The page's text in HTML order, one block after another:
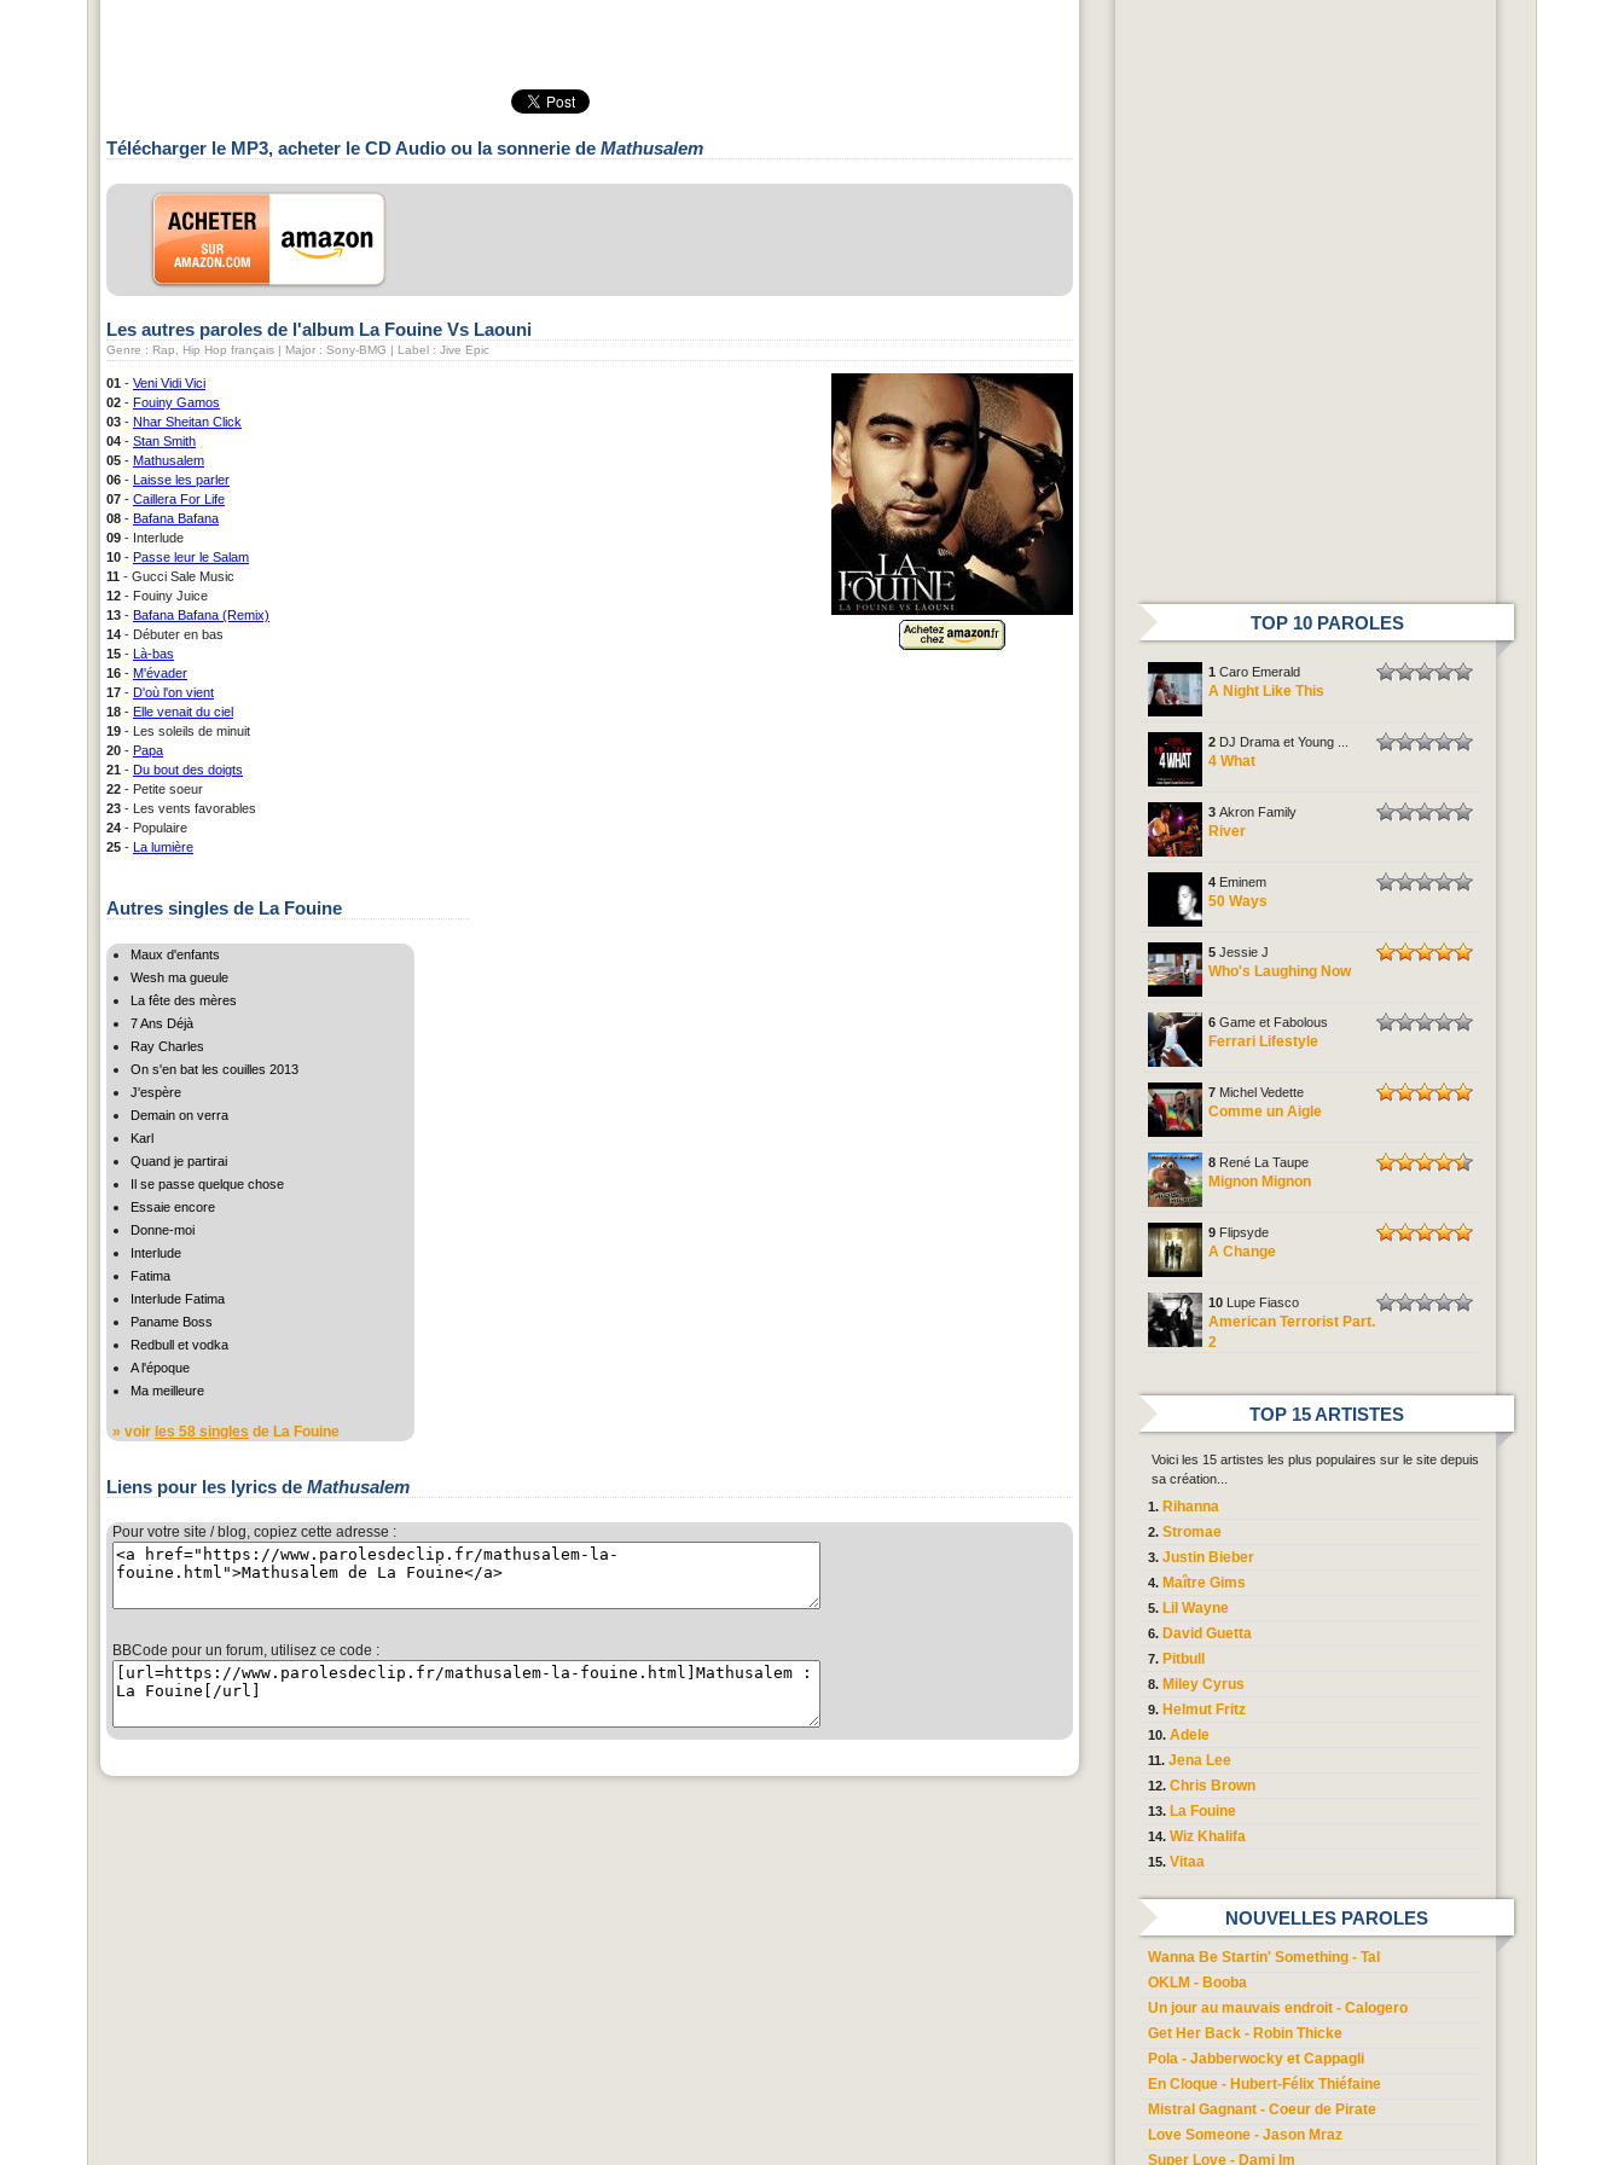
Télécharger le MP3, acheter le CD Audio ou la sonnerie de Mathusalem
Les autres paroles de l'album La Fouine Vs Laouni
Genre : Rap, Hip Hop français | Major : Sony-BMG | Label : Jive Epic
01 - Veni Vidi Vici
02 - Fouiny Gamos
03 - Nhar Sheitan Click
04 - Stan Smith
05 - Mathusalem
06 - Laisse les parler
07 - Caillera For Life
08 - Bafana Bafana
09 - Interlude
10 - Passe leur le Salam
11 - Gucci Sale Music
12 - Fouiny Juice
13 - Bafana Bafana (Remix)
14 - Débuter en bas
15 - Là-bas
16 - M'évader
17 - D'où l'on vient
18 - Elle venait du ciel
19 - Les soleils de minuit
20 - Papa
21 - Du bout des doigts
22 - Petite soeur
23 - Les vents favorables
24 - Populaire
25 - La lumière
Autres singles de La Fouine
Maux d'enfants
Wesh ma gueule
La fête des mères
7 Ans Déjà
Ray Charles
On s'en bat les couilles 2013
J'espère
Demain on verra
Karl
Quand je partirai
Il se passe quelque chose
Essaie encore
Donne-moi
Interlude
Fatima
Interlude Fatima
Paname Boss
Redbull et vodka
A l'époque
Ma meilleure
» voir les 58 singles de La Fouine
Liens pour les lyrics de Mathusalem
Pour votre site / blog, copiez cette adresse :
BBCode pour un forum, utilisez ce code :
TOP 10 PAROLES
1 Caro Emerald
A Night Like This
2 DJ Drama et Young ...
4 What
3 Akron Family
River
4 Eminem
50 Ways
5 Jessie J
Who's Laughing Now
6 Game et Fabolous
Ferrari Lifestyle
7 Michel Vedette
Comme un Aigle
8 René La Taupe
Mignon Mignon
9 Flipsyde
A Change
10 Lupe Fiasco
American Terrorist Part.
2
TOP 15 ARTISTES
Voici les 15 artistes les plus populaires sur le site depuis
sa création...
Rihanna
Stromae
Justin Bieber
Maître Gims
Lil Wayne
David Guetta
Pitbull
Miley Cyrus
Helmut Fritz
Adele
Jena Lee
Chris Brown
La Fouine
Wiz Khalifa
Vitaa
NOUVELLES PAROLES
Wanna Be Startin' Something - Tal
OKLM - Booba
Un jour au mauvais endroit - Calogero
Get Her Back - Robin Thicke
Pola - Jabberwocky et Cappagli
En Cloque - Hubert-Félix Thiéfaine
Mistral Gagnant - Coeur de Pirate
Love Someone - Jason Mraz
Super Love - Dami Im